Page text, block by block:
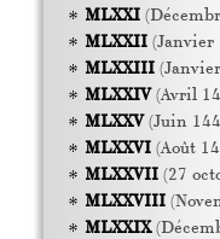
MLXXI
MLXXII(Janvier
MLXXIII
MLXXIV(Avril
MLXXV(Juin
MLXXVI(Août
MLXXVII(27
MLXXVIII
MLXXIX